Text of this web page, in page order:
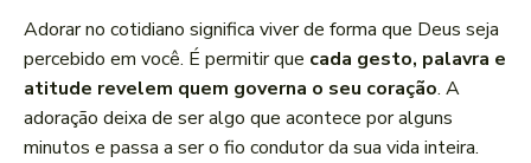
Adorar no cotidiano significa viver de forma que Deus seja
percebido em você. É permitir que cada gesto, palavra e
atitude revelem quem governa o seu coração. A
adoração deixa de ser algo que acontece por alguns
minutos e passa a ser o fio condutor da sua vida inteira.